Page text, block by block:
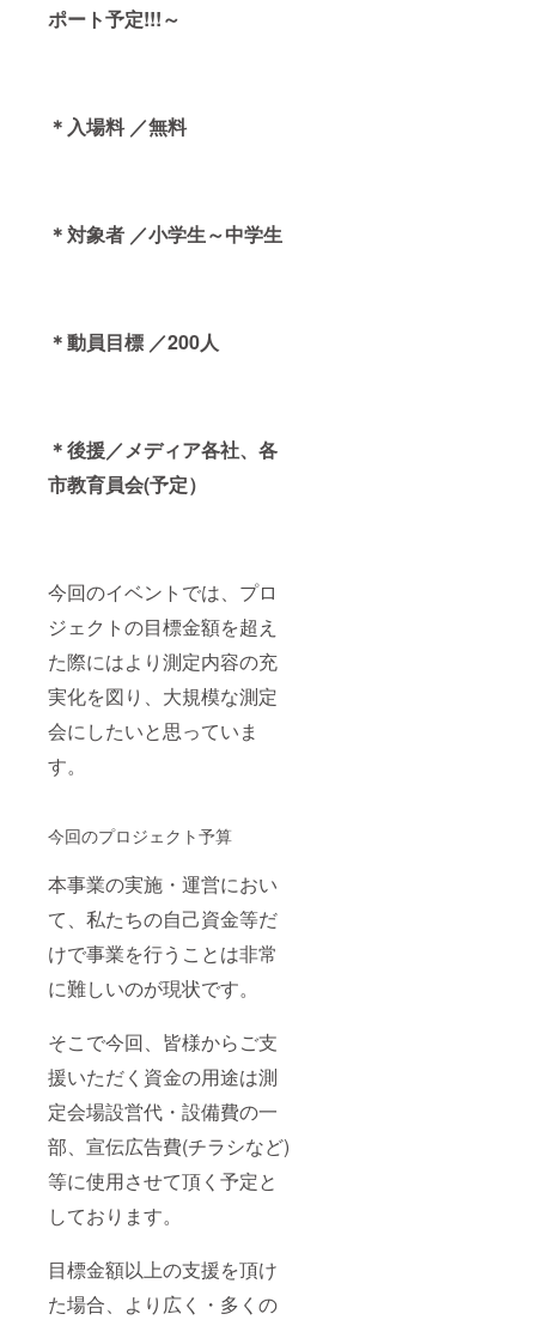
ポート予定!!!～
＊⼊場料 ／無料
＊対象者 ／小学生～中学生
＊動員目標 ／200人
＊後援／メディア各社、各
市教育員会(予定）
今回のイベントでは、プロ
ジェクトの目標金額を超え
た際にはより測定内容の充
実化を図り、大規模な測定
会にしたいと思っていま
す。
今回のプロジェクト予算
本事業の実施・運営におい
て、私たちの自己資金等だ
けで事業を行うことは非常
に難しいのが現状です。
そこで今回、皆様からご支
援いただく資金の用途は測
定会場設営代・設備費の一
部、宣伝広告費(チラシなど)
等に使用させて頂く予定と
しております。
目標金額以上の支援を頂け
た場合、より広く・多くの